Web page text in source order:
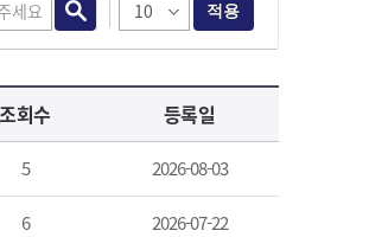
적용
조회수 등록일
5 2026-08-03
6 2026-07-22